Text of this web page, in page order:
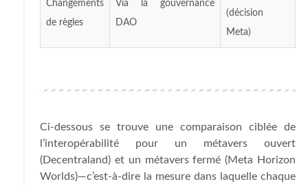
Changements
de règles
Via la gouvernance
DAO
(décision
Meta)
Ci-dessous se trouve une comparaison ciblée de
l’interopérabilité pour un métavers ouvert
(Decentraland) et un métavers fermé (Meta Horizon
Worlds)—c’est-à-dire la mesure dans laquelle chaque